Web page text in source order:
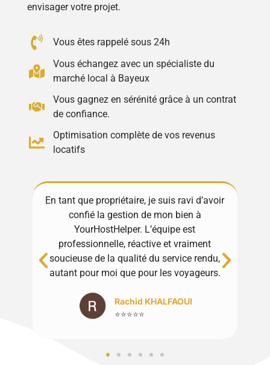
envisager votre projet.
Vous êtes rappelé sous 24h
Vous échangez avec un spécialiste du
marché local à Bayeux
Vous gagnez en sérénité grâce à un contrat
de confiance.
Optimisation complète de vos revenus
locatifs
En tant que propriétaire, je suis ravi d’avoir
confié la gestion de mon bien à
YourHostHelper. L’équipe est
professionnelle, réactive et vraiment
soucieuse de la qualité du service rendu,
autant pour moi que pour les voyageurs.
Rachid KHALFAOUI
⭐⭐⭐⭐⭐